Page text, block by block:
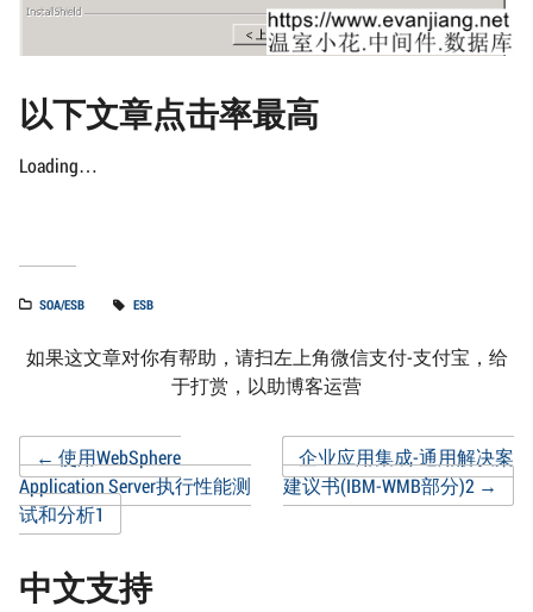
以下文章点击率最高
Loading…
SOA/ESB ESB
如果这文章对你有帮助，请扫左上角微信支付-支付宝，给
于打赏，以助博客运营
Post
navigation
← 使用WebSphere
Application Server执行性能测
试和分析1
企业应用集成-通用解决案
建议书(IBM-WMB部分)2→
中文支持